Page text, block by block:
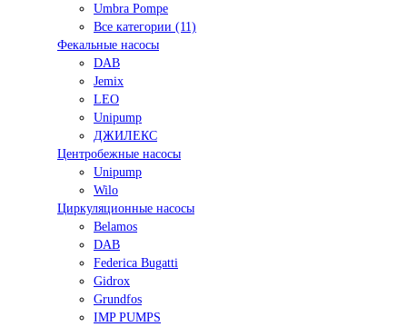
Umbra Pompe
Все категории (11)
Фекальные насосы
DAB
Jemix
LEO
Unipump
ДЖИЛЕКС
Центробежные насосы
Unipump
Wilo
Циркуляционные насосы
Belamos
DAB
Federica Bugatti
Gidrox
Grundfos
IMP PUMPS